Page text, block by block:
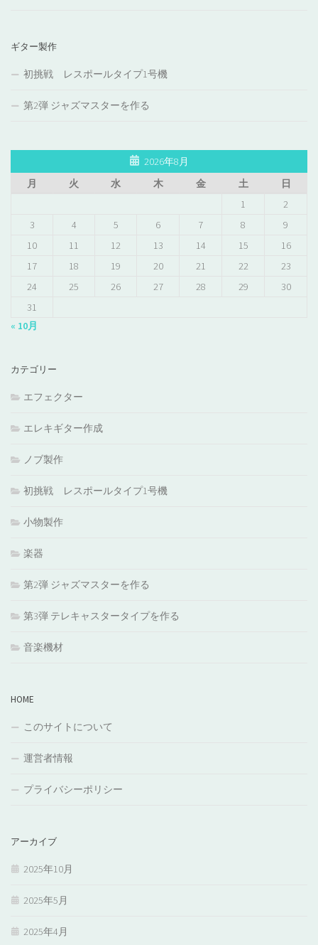
ギター製作
初挑戦 レスポールタイプ1号機
第2弾 ジャズマスターを作る
2026年8月
月
火 水 木 金 土
日
1
2
3
4 5 6 7 8
9
10
11 12 13 14 15
16
17
18 19 20 21 22
23
24
25 26 27 28 29
30
31
« 10月
カテゴリー
エフェクター
エレキギター作成
ノブ製作
初挑戦 レスポールタイプ1号機
小物製作
楽器
第2弾 ジャズマスターを作る
第3弾 テレキャスタータイプを作る
音楽機材
HOME
このサイトについて
運営者情報
プライバシーポリシー
アーカイブ
2025年10月
2025年5月
2025年4月